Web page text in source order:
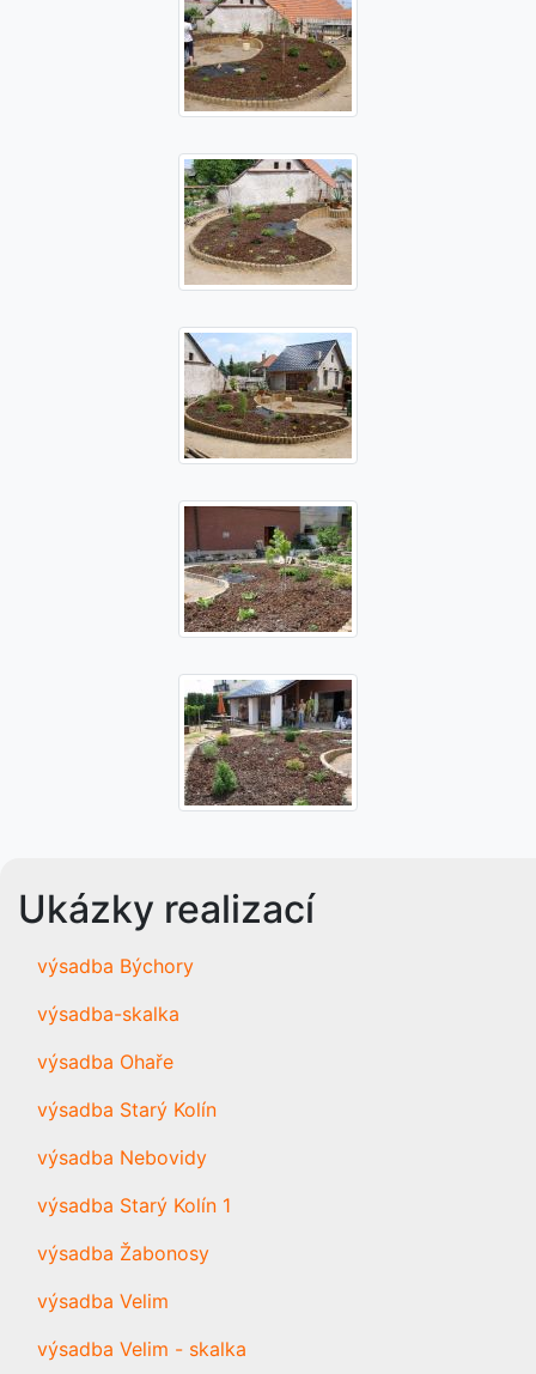
Ukázky realizací
výsadba Býchory
výsadba-skalka
výsadba Ohaře
výsadba Starý Kolín
výsadba Nebovidy
výsadba Starý Kolín 1
výsadba Žabonosy
výsadba Velim
výsadba Velim - skalka